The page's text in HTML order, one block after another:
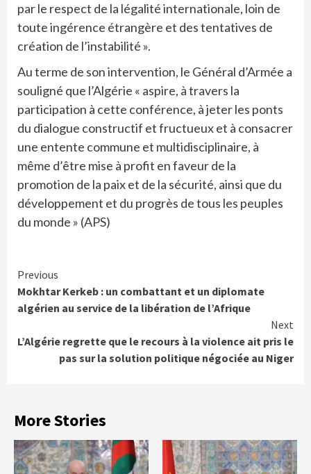
par le respect de la légalité internationale, loin de
toute ingérence étrangère et des tentatives de
création de l’instabilité ».
Au terme de son intervention, le Général d’Armée a
souligné que l’Algérie « aspire, à travers la
participation à cette conférence, à jeter les ponts
du dialogue constructif et fructueux et à consacrer
une entente commune et multidisciplinaire, à
même d’être mise à profit en faveur de la
promotion de la paix et de la sécurité, ainsi que du
développement et du progrès de tous les peuples
du monde » (APS)
Continue
Reading
Previous
Mokhtar Kerkeb : un combattant et un diplomate
algérien au service de la libération de l’Afrique
Next
L’Algérie regrette que le recours à la violence ait pris le
pas sur la solution politique négociée au Niger
More Stories